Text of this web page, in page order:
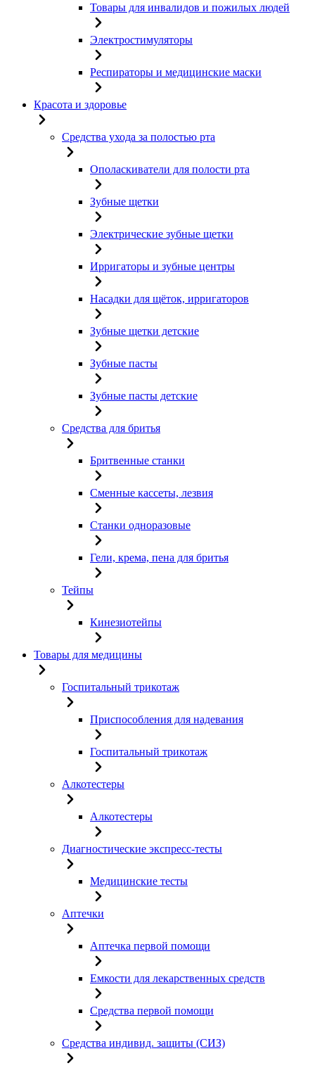
Товары для инвалидов и пожилых людей
Электростимуляторы
Респираторы и медицинские маски
Красота и здоровье
Средства ухода за полостью рта
Ополаскиватели для полости рта
Зубные щетки
Электрические зубные щетки
Ирригаторы и зубные центры
Насадки для щёток, ирригаторов
Зубные щетки детские
Зубные пасты
Зубные пасты детские
Средства для бритья
Бритвенные станки
Сменные кассеты, лезвия
Станки одноразовые
Гели, крема, пена для бритья
Тейпы
Кинезиотейпы
Товары для медицины
Госпитальный трикотаж
Приспособления для надевания
Госпитальный трикотаж
Алкотестеры
Алкотестеры
Диагностические экспресс-тесты
Медицинские тесты
Аптечки
Аптечка первой помощи
Емкости для лекарственных средств
Средства первой помощи
Средства индивид. защиты (СИЗ)